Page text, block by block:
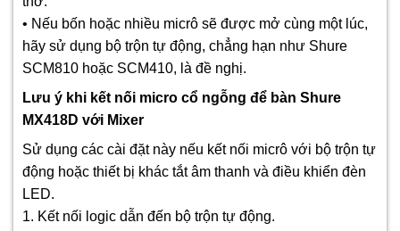
• Nếu bốn hoặc nhiều micrô sẽ được mở cùng một lúc,
hãy sử dụng bộ trộn tự động, chẳng hạn như Shure
SCM810 hoặc SCM410, là đề nghị.
Lưu ý khi kết nối micro cổ ngỗng để bàn Shure
MX418D với Mixer
Sử dụng các cài đặt này nếu kết nối micrô với bộ trộn tự
động hoặc thiết bị khác tắt âm thanh và điều khiển đèn
LED.
1. Kết nối logic dẫn đến bộ trộn tự động.